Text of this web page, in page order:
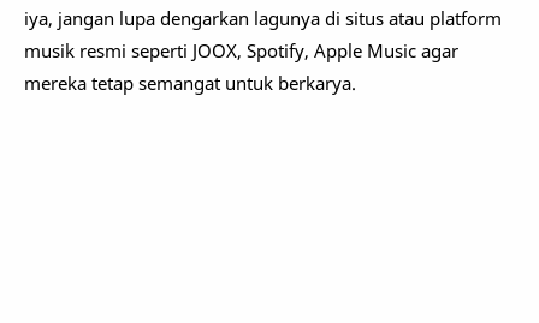
iya, jangan lupa dengarkan lagunya di situs atau platform
musik resmi seperti JOOX, Spotify, Apple Music agar
mereka tetap semangat untuk berkarya.